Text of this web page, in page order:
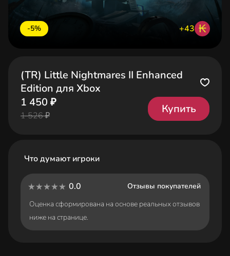
-5% +43 ₭
(TR) Little Nightmares II Enhanced
Edition для Xbox
1 450 ₽
1 526 ₽
Купить
Что думают игроки
0.0
Отзывы покупателей
Оценка сформирована на основе реальных отзывов
ниже на странице.